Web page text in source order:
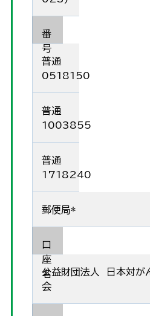
番
号
普通
0518150
普通
1003855
普通
1718240
郵便局*
口
座
名
公益財団法人 日本対が
会